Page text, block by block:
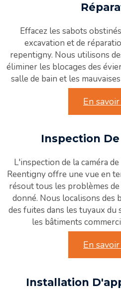
Effacez les sabots
excavation et de
repentigny. Nous utilisons
éliminer les blocages des
salle de bain et les
En
Inspection De
L'inspection de la caméra
Reentigny offre une vue en
résout tous les problèmes
donné. Nous localisons des
des fuites dans les tuyaux du
les bâtiments
En
Installation